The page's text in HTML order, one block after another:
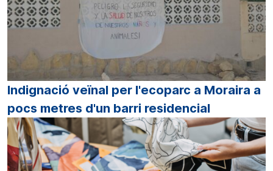
Indignació veïnal per l'ecoparc a Moraira a
pocs metres d'un barri residencial